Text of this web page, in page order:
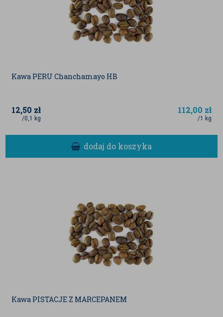
Kawa PERU Chanchamayo HB
12,50 zł
/0,1 kg
112,00 zł
/1 kg
dodaj do koszyka
Kawa PISTACJE Z MARCEPANEM